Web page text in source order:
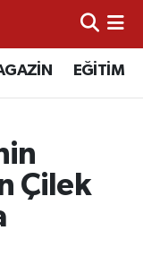
EĞİTİM
Çilek